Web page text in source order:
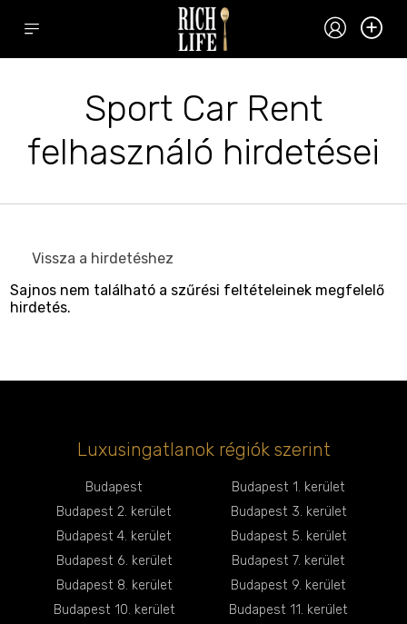
Sport Car Rent
felhasználó hirdetései
Vissza a hirdetéshez
Sajnos nem található a szűrési feltételeinek megfelelő
hirdetés.
Luxusingatlanok régiók szerint
Budapest
Budapest 1. kerület
Budapest 2. kerület
Budapest 3. kerület
Budapest 4. kerület
Budapest 5. kerület
Budapest 6. kerület
Budapest 7. kerület
Budapest 8. kerület
Budapest 9. kerület
Budapest 10. kerület
Budapest 11. kerület